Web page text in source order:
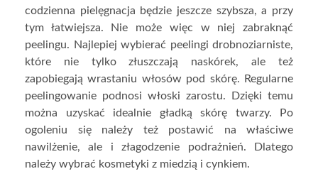
codzienna pielęgnacja będzie jeszcze szybsza, a przy
tym łatwiejsza. Nie może więc w niej zabraknąć
peelingu. Najlepiej wybierać peelingi drobnoziarniste,
które nie tylko złuszczają naskórek, ale też
zapobiegają wrastaniu włosów pod skórę. Regularne
peelingowanie podnosi włoski zarostu. Dzięki temu
można uzyskać idealnie gładką skórę twarzy. Po
ogoleniu się należy też postawić na właściwe
nawilżenie, ale i złagodzenie podrażnień. Dlatego
należy wybrać kosmetyki z miedzią i cynkiem.